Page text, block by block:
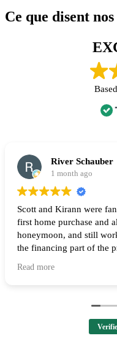
Ce que disent
River Schauber
1 month ago
Scott and Kirann were
first home purchase and
honeymoon, and still
the financing part of the
Read more